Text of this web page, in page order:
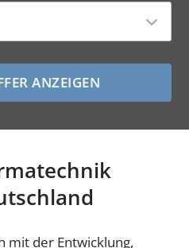
mit der Entwicklung,